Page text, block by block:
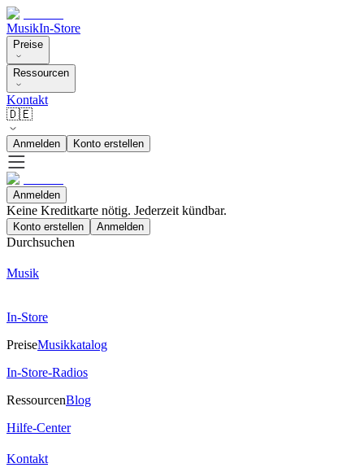
MusikIn-Store
Preise
Ressourcen
Kontakt
🇩🇪
Anmelden Konto erstellen
Anmelden
Keine Kreditkarte nötig. Jederzeit kündbar.
Konto erstellen Anmelden
Durchsuchen
Musik
In-Store
PreiseMusikkatalog
In-Store-Radios
RessourcenBlog
Hilfe-Center
Kontakt